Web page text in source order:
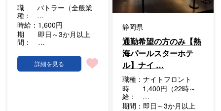
職
種：
バトラー（全般業
…
時給： 1,600円
期
間：
即日～3か月以上
…
詳細を見る
静岡県
通勤希望の方のみ【熱
海パールスターホテ
ル】ナイ …
職種：ナイトフロント
時
給：
1,400円（22時～
…
期間：即日～3か月以上